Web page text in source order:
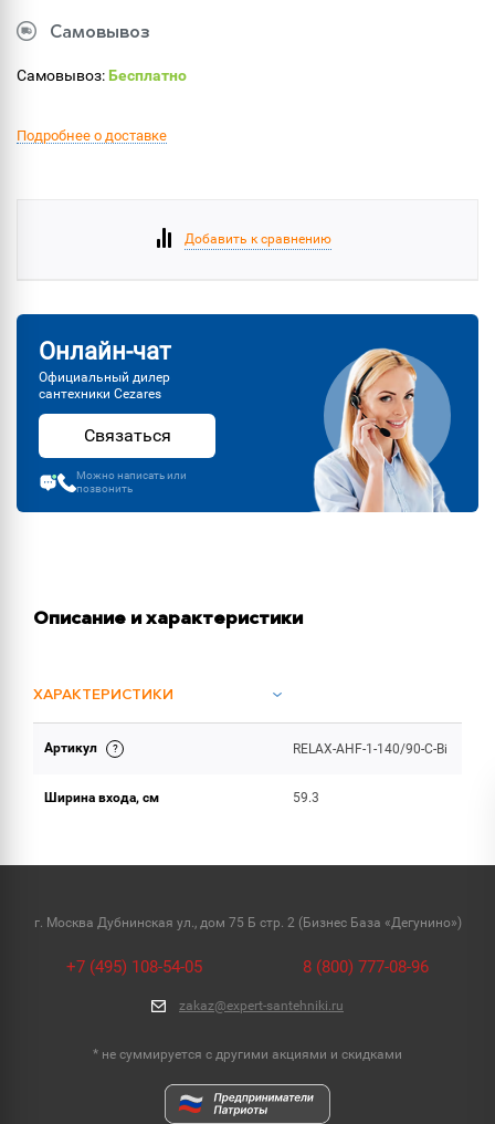
Самовывоз
Самовывоз:Бесплатно
Подробнее о доставке
Добавить к сравнению
Онлайн-чат
Официальный дилер
сантехники Cezares
Связаться
Можно написать или
позвонить
Описание и характеристики
ХАРАКТЕРИСТИКИ
ОБЪЕМ ПОСТАВКИ (2)
Артикул RELAX-AHF-1-140/90-C-Bi
Ширина входа, см 59.3
г. Москва Дубнинская ул., дом 75 Б стр. 2 (Бизнес База «Дегунино»)
+7 (495) 108-54-05 8 (800) 777-08-96
zakaz@expert-santehniki.ru
* не суммируется с другими акциями и скидками